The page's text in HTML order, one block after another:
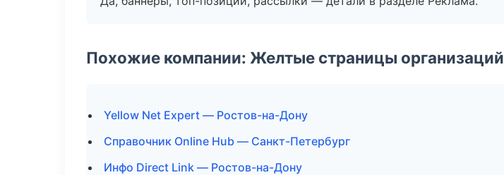
Похожие компании: Желтые страницы организаций
Yellow Net Expert — Ростов-на-Дону
Справочник Online Hub — Санкт-Петербург
Инфо Direct Link — Ростов-на-Дону